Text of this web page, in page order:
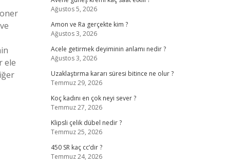
ele
Ağustos 5, 2026
Amon ve Ra gerçekte kim ?
Ağustos 3, 2026
Acele getirmek deyiminin anlamı nedir ?
Ağustos 3, 2026
Uzaklaştırma kararı süresi bitince ne olur ?
Temmuz 29, 2026
Koç kadını en çok neyi sever ?
Temmuz 27, 2026
Klipsli çelik dübel nedir ?
Temmuz 25, 2026
450 SR kaç cc’dir ?
Temmuz 24, 2026